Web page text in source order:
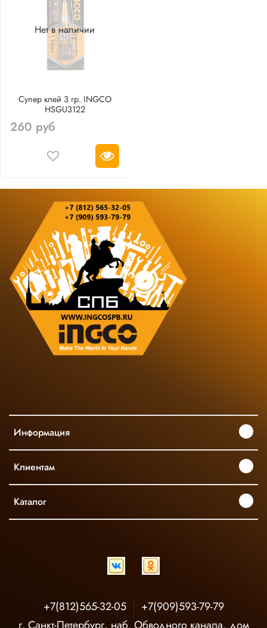
Нет в наличии
Супер клей 3 гр. INGCO
HSGU3122
260 руб
Информация
Клиентам
Каталог
+7(812)565-32-05
+7(909)593-79-79